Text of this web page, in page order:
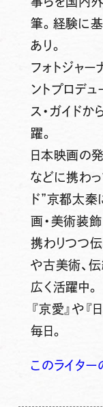
筆。経験に
あり。
フォトジャー
ントプロデ
ス・ガイド
躍。
日本映画の
などに携わ
ド”京都太秦
画・美術装飾
携わりつつ
や古美術、
広く活躍中。
『京愛』や
毎日。
このライタ